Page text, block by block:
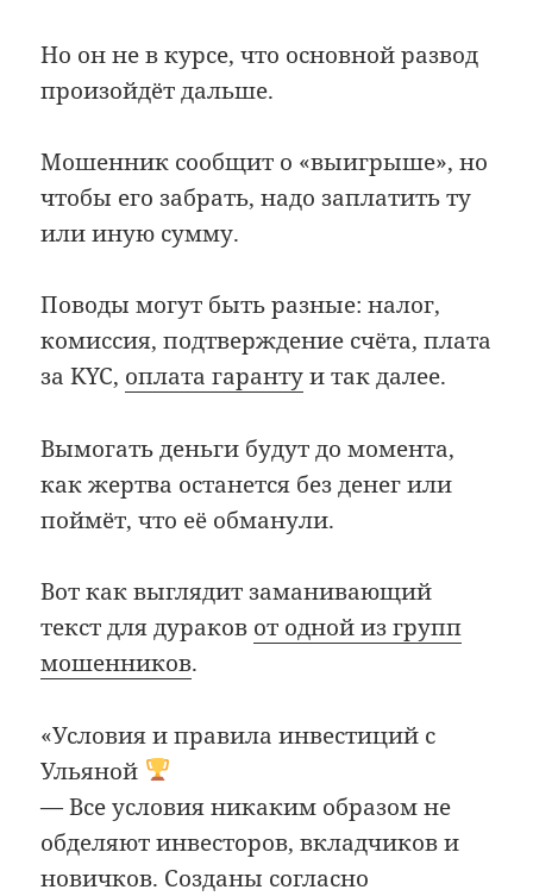
Но он не в курсе, что основной развод
произойдёт дальше.
Мошенник сообщит о «выигрыше», но
чтобы его забрать, надо заплатить ту
или иную сумму.
Поводы могут быть разные: налог,
комиссия, подтверждение счёта, плата
за KYC, оплата гарантуи так далее.
Вымогать деньги будут до момента,
как жертва останется без денег или
поймёт, что её обманули.
Вот как выглядит заманивающий
текст для дураков от одной из групп
мошенников.
«Условия и правила инвестиций с
Ульяной
— Все условия никаким образом не
обделяют инвесторов, вкладчиков и
новичков. Созданы согласно